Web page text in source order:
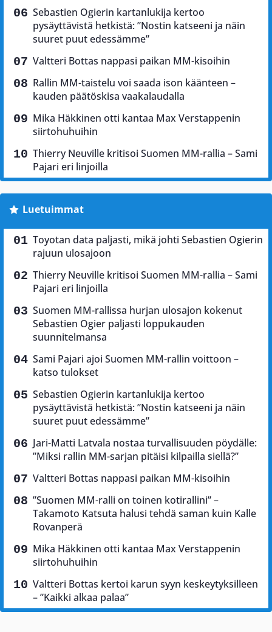
Sebastien Ogierin kartanlukija kertoo
pysäyttävistä hetkistä: ”Nostin katseeni ja näin
suuret puut edessämme”
Valtteri Bottas nappasi paikan MM-kisoihin
Rallin MM-taistelu voi saada ison käänteen –
kauden päätöskisa vaakalaudalla
Mika Häkkinen otti kantaa Max Verstappenin
siirtohuhuihin
Thierry Neuville kritisoi Suomen MM-rallia – Sami
Pajari eri linjoilla
Luetuimmat
Toyotan data paljasti, mikä johti Sebastien Ogierin
rajuun ulosajoon
Thierry Neuville kritisoi Suomen MM-rallia – Sami
Pajari eri linjoilla
Suomen MM-rallissa hurjan ulosajon kokenut
Sebastien Ogier paljasti loppukauden
suunnitelmansa
Sami Pajari ajoi Suomen MM-rallin voittoon –
katso tulokset
Sebastien Ogierin kartanlukija kertoo
pysäyttävistä hetkistä: ”Nostin katseeni ja näin
suuret puut edessämme”
Jari-Matti Latvala nostaa turvallisuuden pöydälle:
”Miksi rallin MM-sarjan pitäisi kilpailla siellä?”
Valtteri Bottas nappasi paikan MM-kisoihin
”Suomen MM-ralli on toinen kotirallini” –
Takamoto Katsuta halusi tehdä saman kuin Kalle
Rovanperä
Mika Häkkinen otti kantaa Max Verstappenin
siirtohuhuihin
Valtteri Bottas kertoi karun syyn keskeytyksilleen
– ”Kaikki alkaa palaa”